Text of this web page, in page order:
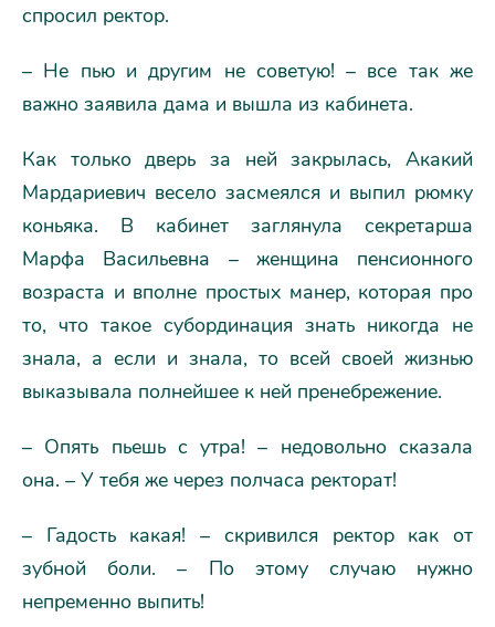
спросил ректор.
– Не пью и другим не советую! – все так же
важно заявила дама и вышла из кабинета.
Как только дверь за ней закрылась, Акакий
Мардариевич весело засмеялся и выпил рюмку
коньяка. В кабинет заглянула секретарша
Марфа Васильевна – женщина пенсионного
возраста и вполне простых манер, которая про
то, что такое субординация знать никогда не
знала, а если и знала, то всей своей жизнью
выказывала полнейшее к ней пренебрежение.
– Опять пьешь с утра! – недовольно сказала
она. – У тебя же через полчаса ректорат!
– Гадость какая! – скривился ректор как от
зубной боли. – По этому случаю нужно
непременно выпить!